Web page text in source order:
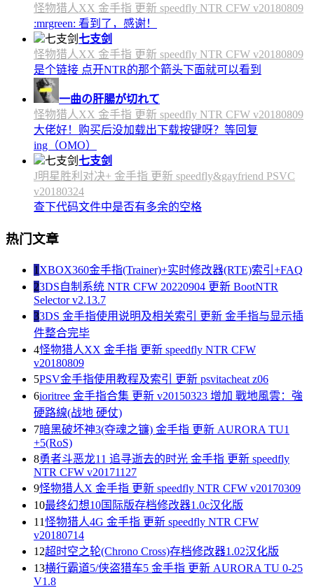
怪物猎人XX 金手指 更新 speedfly NTR CFW v20180809
:mrgreen: 看到了，感谢！
七支剑
怪物猎人XX 金手指 更新 speedfly NTR CFW v20180809
是个链接 点开NTR的那个箭头下面就可以看到
一曲の肝腸が切れて
怪物猎人XX 金手指 更新 speedfly NTR CFW v20180809
大佬好！购买后没加载出下载按键呀？等回复
ing（OMO）
七支剑
J明星胜利对决+ 金手指 更新 speedfly&gayfriend PSVC
v20180324
查下代码文件中是否有多余的空格
热门文章
1 XBOX360金手指(Trainer)+实时修改器(RTE)索引+FAQ
23DS自制系统 NTR CFW 20220904 更新 BootNTR
Selector v2.13.7
33DS 金手指使用说明及相关索引 更新 金手指与显示插
件整合完毕
4怪物猎人XX 金手指 更新 speedfly NTR CFW
v20180809
5PSV金手指使用教程及索引 更新 psvitacheat z06
6ioritree 金手指合集 更新 v20150323 增加 戰地風雲：強
硬路線(战地 硬仗)
7暗黑破坏神3(夺魂之镰) 金手指 更新 AURORA TU1
+5(RoS)
8勇者斗恶龙11 追寻逝去的时光 金手指 更新 speedfly
NTR CFW v20171127
9怪物猎人X 金手指 更新 speedfly NTR CFW v20170309
10最终幻想10国际版存档修改器1.0c汉化版
11怪物猎人4G 金手指 更新 speedfly NTR CFW
v20180714
12超时空之轮(Chrono Cross)存档修改器1.02汉化版
13横行霸道5/侠盗猎车5 金手指 更新 AURORA TU 0-25
V1.8